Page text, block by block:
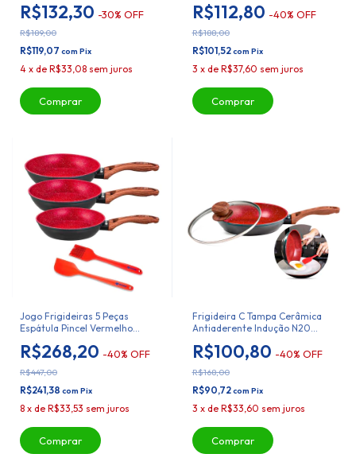
R$132,30 -30% OFF
R$189,00
R$119,07 com Pix
4 x de R$33,08 sem juros
R$112,80 -40% OFF
R$188,00
R$101,52com Pix
3 x de R$37,60 sem juros
Jogo Frigideiras 5 Peças
Espátula Pincel Vermelho
R$268,20 -40% OFF
R$447,00
R$241,38 com Pix
8 x de R$33,53 sem juros
Frigideira C Tampa Cerâmica
Antiaderente Indução N20
R$100,80 -40% OFF
R$168,00
R$90,72com Pix
3 x de R$33,60 sem juros